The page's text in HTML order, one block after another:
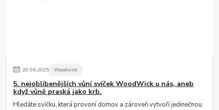
20.06.2025 Woodwick
5. nejoblíbenějších vůní svíček WoodWick u nás, aneb
když vůně praská jako krb.
Hledáte svíčku, která provoní domov a zároveň vytvoří jedinečnou